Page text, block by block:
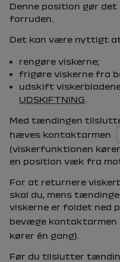
Denne position gør
forruden.
Det kan være nyttigt
rengøre viskerne;
frigøre viskerne fra
udskift
UDSKIFTNING
Med tændingen
hæves kontaktarmen
(viskerfunktionen
en position væk fra
For at returnere
skal du, mens
viskerne er foldet ned
bevæge kontaktarmen
kører én gang).
Før du tilslutter